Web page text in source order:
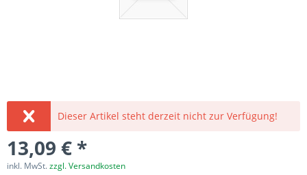
Dieser Artikel steht derzeit nicht zur Verfügung!
13,09 € *
inkl. MwSt.zzgl. Versandkosten